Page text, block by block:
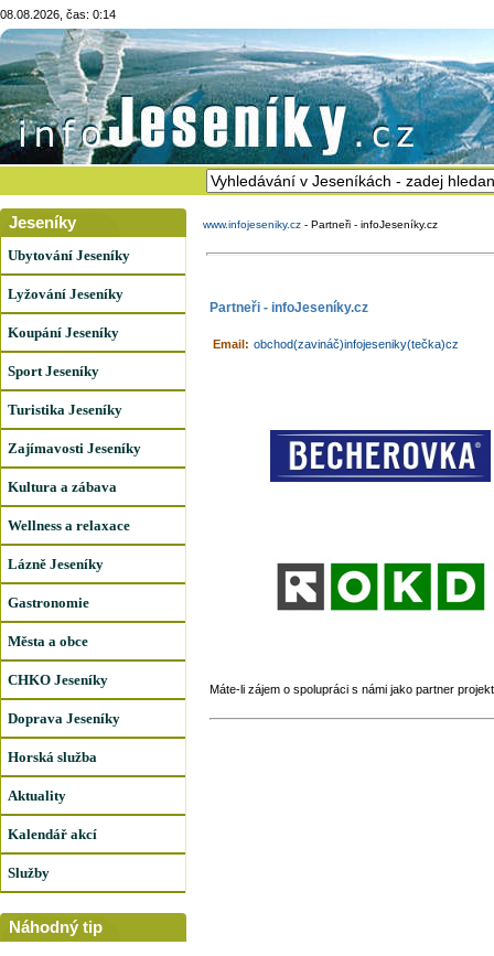
08.08.2026, čas: 0:14
Jeseníky
Ubytování Jeseníky
Lyžování Jeseníky
Koupání Jeseníky
Sport Jeseníky
Turistika Jeseníky
Zajímavosti Jeseníky
Kultura a zábava
Wellness a relaxace
Lázně Jeseníky
Gastronomie
Města a obce
CHKO Jeseníky
Doprava Jeseníky
Horská služba
Aktuality
Kalendář akcí
Služby
Náhodný tip
www.infojeseniky.cz - Partneři - infoJeseníky.cz
Partneři - infoJeseníky.cz
Email: obchod(zavináč)infojeseniky(tečka)cz
Máte-li zájem o spolupráci s námi jako partner